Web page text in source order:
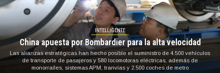
INTELLIGENTE
China apuesta por Bombardier para la alta velocidad
Las alianzas estratégicas han hecho posible el suministro de 4.500 vehículos
de transporte de pasajeros y 580 locomotoras eléctricas, además de
monorraíles, sistemas APM, tranvías y 2.500 coches de metro